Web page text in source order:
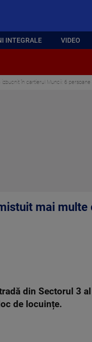
INTEGRALE VIDEO
în cartierul Muncii: 6 persoane
mai
din Sectorul 3
de locuințe.